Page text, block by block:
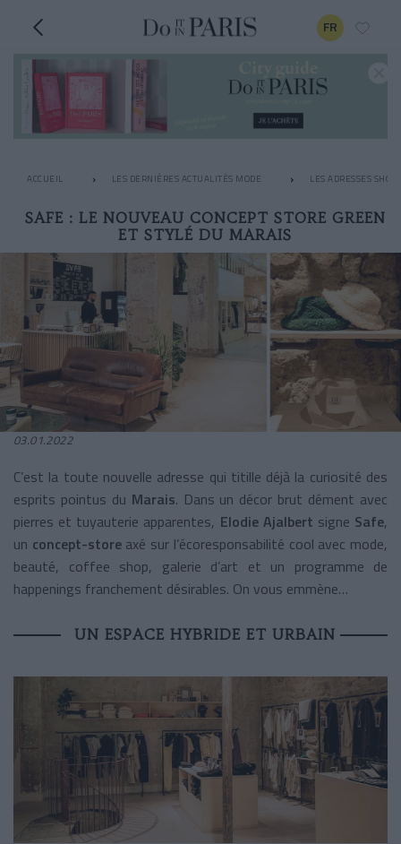
FR
ACCUEIL LES DERNIÈRES ACTUALITÉS MODE LES ADRESSES
SAFE : LE NOUVEAU CONCEPT STORE GREEN
ET STYLÉ DU MARAIS
03.01.2022
C’est la toute nouvelle adresse qui titille déjà la curiosité des
esprits pointus du Marais. Dans un décor brut dément avec
pierres et tuyauterie apparentes, Elodie Ajalbert signe Safe,
un concept-store axé sur l’écoresponsabilité cool avec mode,
beauté, coffee shop, galerie d’art et un programme de
happenings franchement désirables. On vous emmène…
UN ESPACE HYBRIDE ET URBAIN